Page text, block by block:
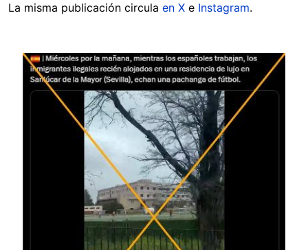
La misma publicación circula en X e Instagram.
Image